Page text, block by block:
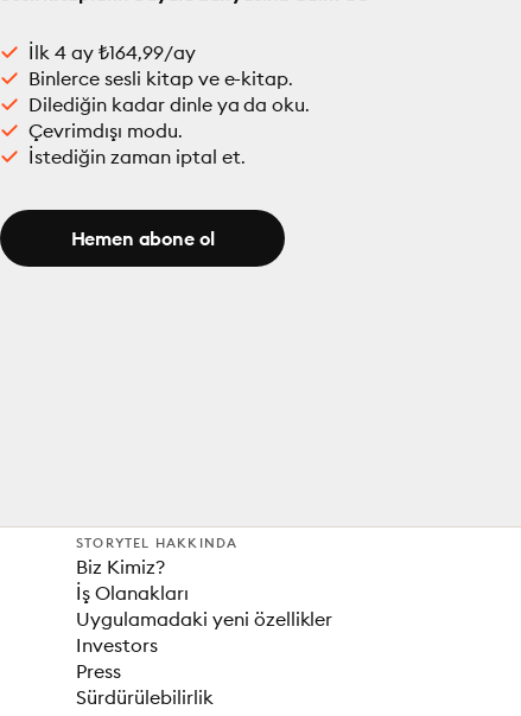
İlk 4 ay ₺164,99/ay
Binlerce sesli kitap ve e-kitap.
Dilediğin kadar dinle ya da oku.
Çevrimdışı modu.
İstediğin zaman iptal et.
Hemen abone ol
STORYTEL HAKKINDA
Biz Kimiz?
İş Olanakları
Uygulamadaki yeni özellikler
Investors
Press
Sürdürülebilirlik